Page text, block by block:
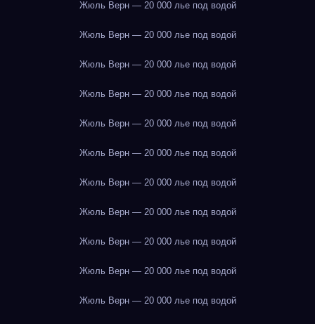
Жюль Верн — 20 000 лье под водой
Жюль Верн — 20 000 лье под водой
Жюль Верн — 20 000 лье под водой
Жюль Верн — 20 000 лье под водой
Жюль Верн — 20 000 лье под водой
Жюль Верн — 20 000 лье под водой
Жюль Верн — 20 000 лье под водой
Жюль Верн — 20 000 лье под водой
Жюль Верн — 20 000 лье под водой
Жюль Верн — 20 000 лье под водой
Жюль Верн — 20 000 лье под водой